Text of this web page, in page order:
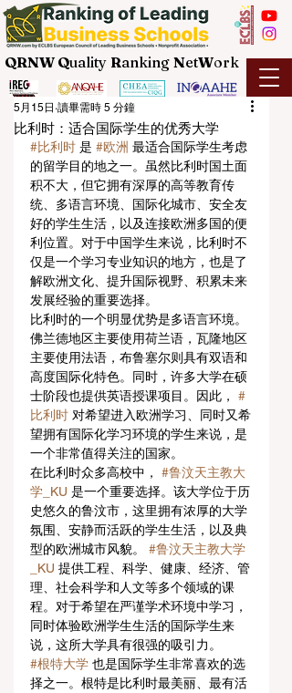
QRNW Quality Ranking NetWork
比利时：适合国际学生的优秀大学
5月15日 讀畢需時 5 分鐘
#比利时 是 #欧洲 最适合国际学生考虑
的留学目的地之一。虽然比利时国土面
积不大，但它拥有深厚的高等教育传
统、多语言环境、国际化城市、安全友
好的学生生活，以及连接欧洲多国的便
利位置。对于中国学生来说，比利时不
仅是一个学习专业知识的地方，也是了
解欧洲文化、提升国际视野、积累未来
发展经验的重要选择。
比利时的一个明显优势是多语言环境。
佛兰德地区主要使用荷兰语，瓦隆地区
主要使用法语，布鲁塞尔则具有双语和
高度国际化特色。同时，许多大学在硕
士阶段也提供英语授课项目。因此， #
比利时 对希望进入欧洲学习、同时又希
望拥有国际化学习环境的学生来说，是
一个非常值得关注的国家。
在比利时众多高校中， #鲁汶天主教大
学_KU 是一个重要选择。该大学位于历
史悠久的鲁汶市，这里拥有浓厚的大学
氛围、安静而活跃的学生生活，以及典
型的欧洲城市风貌。 #鲁汶天主教大学
_KU 提供工程、科学、健康、经济、管
理、社会科学和人文等多个领域的课
程。对于希望在严谨学术环境中学习，
同时体验欧洲学生生活的国际学生来
说，这所大学具有很强的吸引力。
#根特大学 也是国际学生非常喜欢的选
择之一。根特是比利时最美丽、最有活